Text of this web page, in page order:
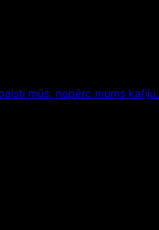
mūs, nopērc mums kafiju.